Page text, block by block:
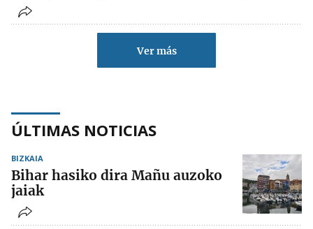
Ver más
ÚLTIMAS NOTICIAS
BIZKAIA
Bihar hasiko dira Mañu auzoko
jaiak